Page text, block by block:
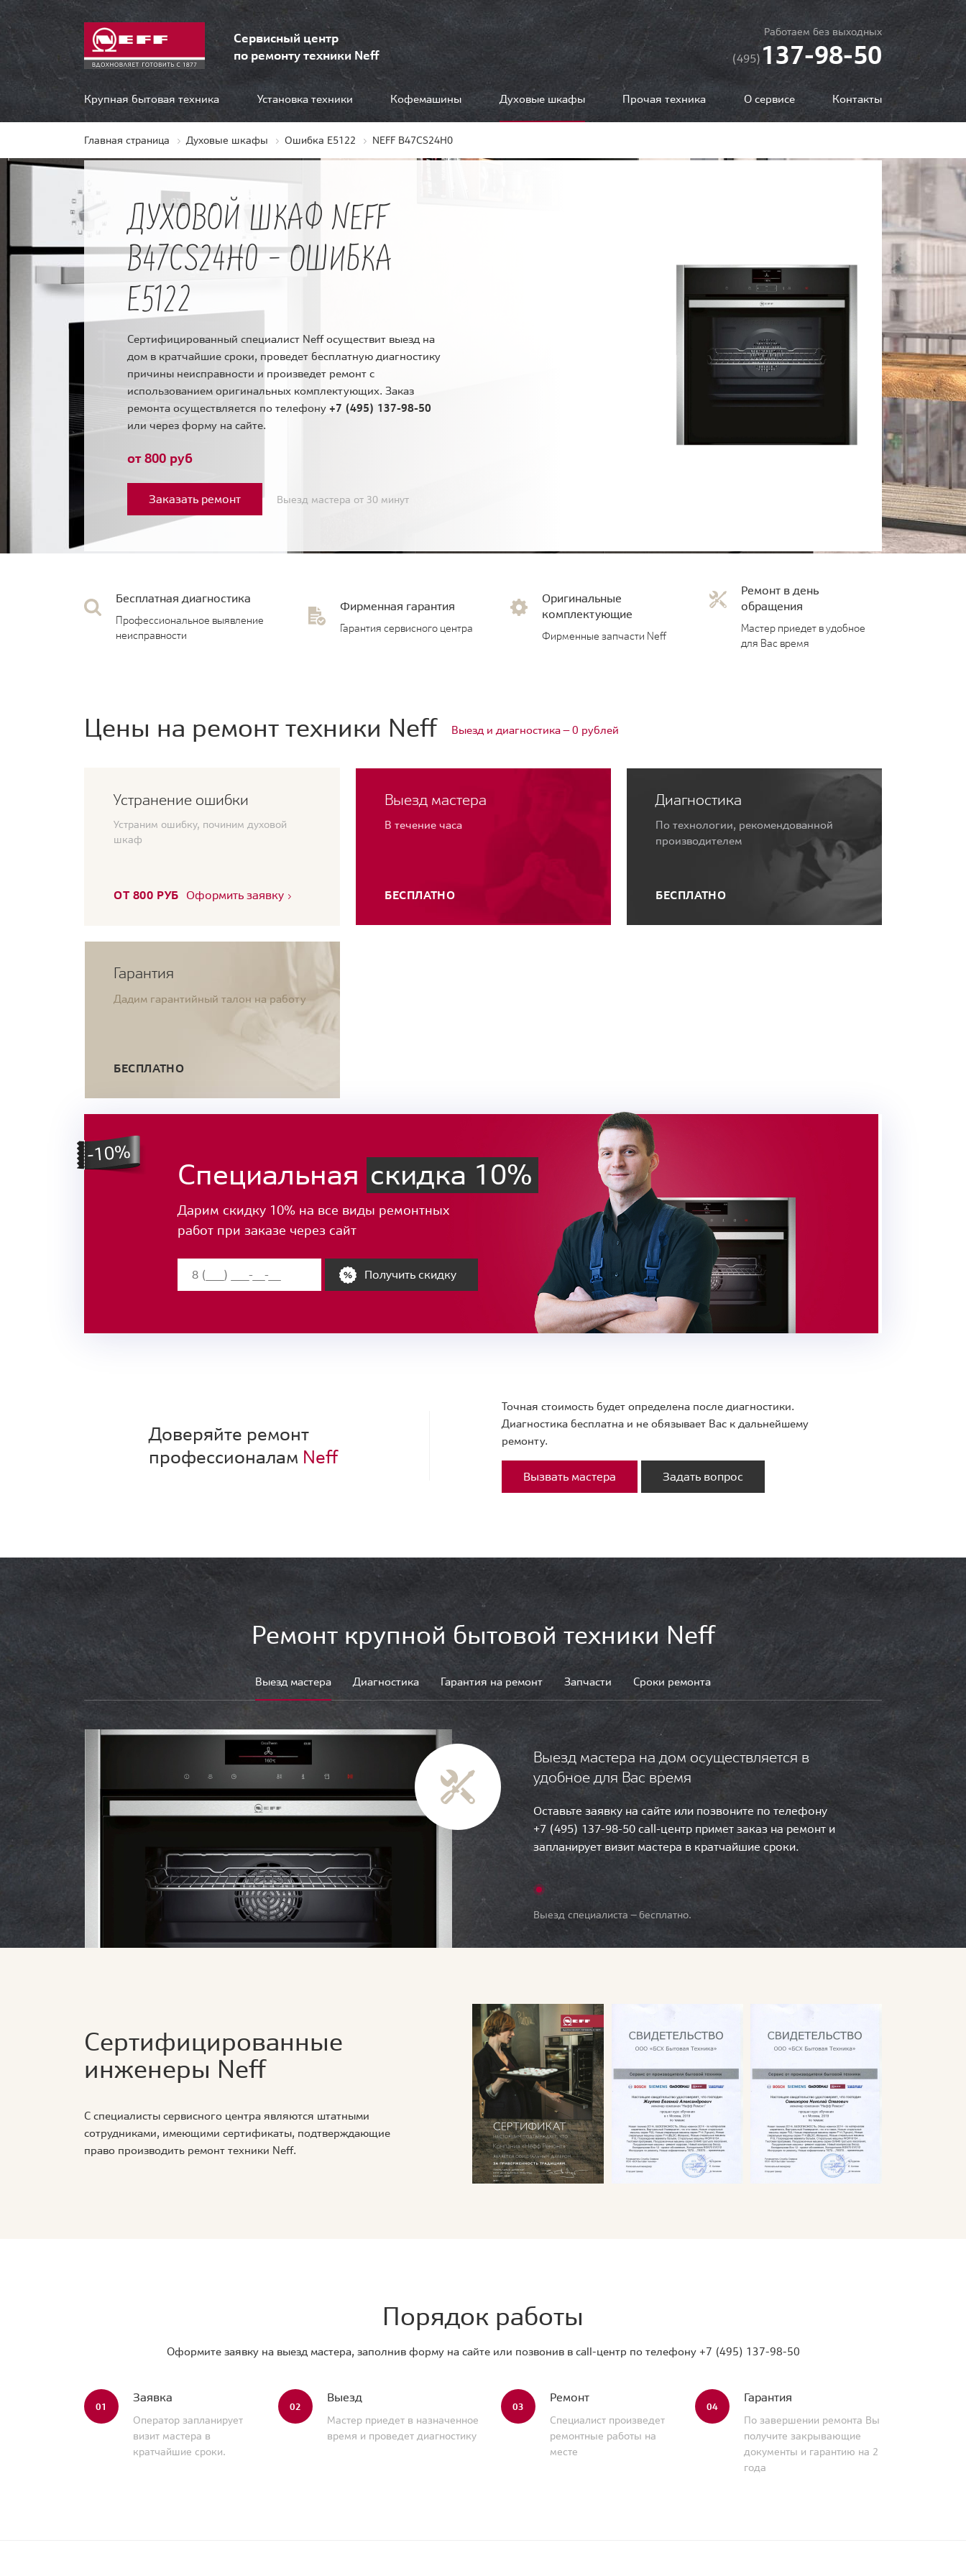
Сервисный центр
по ремонту техники Neff
Работаем без выходных
(495)137-98-50
Крупная бытовая техника Установка техники Кофемашины Духовые шкафы Прочая техника О сервисе Контакты
Главная страница Духовые шкафы Ошибка E5122 NEFF B47CS24H0
ДУХОВОЙ ШКАФ NEFF
B47CS24H0 - ОШИБКА
E5122
Сертифицированный специалист Neff осуществит выезд на
дом в кратчайшие сроки, проведет бесплатную диагностику
причины неисправности и произведет ремонт с
использованием оригинальных комплектующих. Заказ
ремонта осуществляется по телефону +7 (495) 137-98-50
или через форму на сайте.
от 800 руб
Заказать ремонт Выезд мастера от 30 минут
Бесплатная диагностика
Профессиональное выявление
неисправности
Фирменная гарантия
Гарантия сервисного центра
Оригинальные
комплектующие
Фирменные запчасти Neff
Ремонт в день
обращения
Мастер приедет в удобное
для Вас время
Цены на ремонт техники Neff Выезд и диагностика — 0 рублей
Устранение ошибки
Устраним ошибку, починим духовой
шкаф
ОТ 800 РУБ Оформить заявку
Выезд мастера
В течение часа
БЕСПЛАТНО
Диагностика
По технологии, рекомендованной
производителем
БЕСПЛАТНО
Гарантия
Дадим гарантийный талон на работу
БЕСПЛАТНО
Специальная скидка 10%
Дарим скидку 10% на все виды ремонтных
работ при заказе через сайт
Получить скидку
Доверяйте ремонт
профессионалам Neff
Точная стоимость будет определена после диагностики.
Диагностика бесплатна и не обязывает Вас к дальнейшему
ремонту.
Вызвать мастера Задать вопрос
Ремонт крупной бытовой техники Neff
Выезд мастера Диагностика Гарантия на ремонт Запчасти Сроки ремонта
Выезд мастера на дом осуществляется в
удобное для Вас время
Оставьте заявку на сайте или позвоните по телефону
+7 (495) 137-98-50 call-центр примет заказ на ремонт и
запланирует визит мастера в кратчайшие сроки.
Выезд специалиста — бесплатно.
Сертифицированные
инженеры Neff
С специалисты сервисного центра являются штатными
сотрудниками, имеющими сертификаты, подтверждающие
право производить ремонт техники Neff.
Порядок работы
Оформите заявку на выезд мастера, заполнив форму на сайте или позвонив в call-центр по телефону +7 (495) 137-98-50
01
Заявка
Оператор запланирует
визит мастера в
кратчайшие сроки.
02
Выезд
Мастер приедет в назначенное
время и проведет диагностику
03
Ремонт
Специалист произведет
ремонтные работы на
месте
04
Гарантия
По завершении ремонта Вы
получите закрывающие
документы и гарантию на 2
года